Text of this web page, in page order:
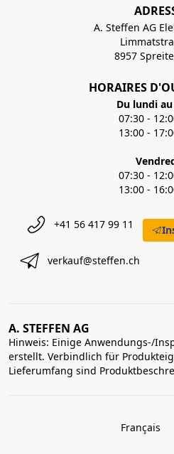
A. Steffen AG
8957
HORAIRES
Du lundi
07:30 -
13:00 -
07:30 -
13:00 -
+41 56 417 99 11
verkauf@steffen.ch
A. STEFFEN AG
Hinweis: Einige Anwendungs-/
erstellt. Verbindlich für
Lieferumfang sind